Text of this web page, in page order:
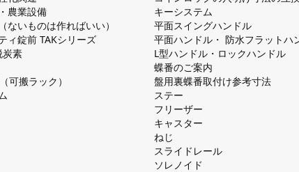
農業設備
ないものは作ればいい）
ィ錠前 TAKシリーズ
炭素
可搬ラック）
キーシステム
平⾯スイングハンドル
平⾯ハンドル・ 防⽔フラットハ
L型ハンドル・ロックハンドル
蝶番のご案内
盤⽤裏蝶番取付け参考⼨法
ステー
フリーザー
キャスター
ねじ
スライドレール
ソレノイド